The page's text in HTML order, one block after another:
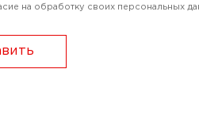
на обработку своих персональных